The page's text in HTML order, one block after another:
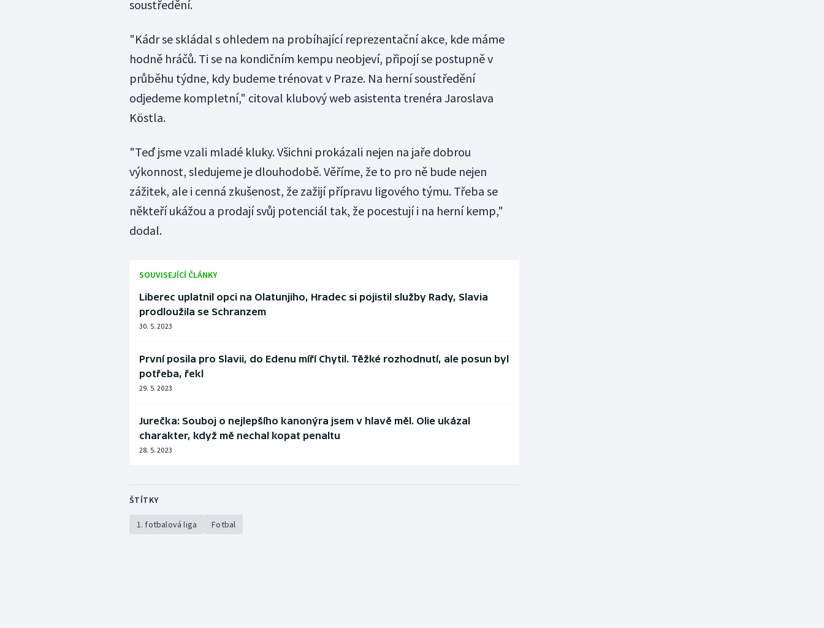
soustředění.
"Kádr se skládal s ohledem na probíhající reprezentační akce, kde máme
hodně hráčů. Ti se na kondičním kempu neobjeví, připojí se postupně v
průběhu týdne, kdy budeme trénovat v Praze. Na herní soustředění
odjedeme kompletní," citoval klubový web asistenta trenéra Jaroslava
Köstla.
"Teď jsme vzali mladé kluky. Všichni prokázali nejen na jaře dobrou
výkonnost, sledujeme je dlouhodobě. Věříme, že to pro ně bude nejen
zážitek, ale i cenná zkušenost, že zažijí přípravu ligového týmu. Třeba se
někteří ukážou a prodají svůj potenciál tak, že pocestují i na herní kemp,"
dodal.
SOUVISEJÍCÍ ČLÁNKY
Liberec uplatnil opci na Olatunjiho, Hradec si pojistil služby Rady, Slavia
prodloužila se Schranzem
30. 5. 2023
První posila pro Slavii, do Edenu míří Chytil. Těžké rozhodnutí, ale posun byl
potřeba, řekl
29. 5. 2023
Jurečka: Souboj o nejlepšího kanonýra jsem v hlavě měl. Olie ukázal
charakter, když mě nechal kopat penaltu
28. 5. 2023
ŠTÍTKY
1. fotbalová liga Fotbal